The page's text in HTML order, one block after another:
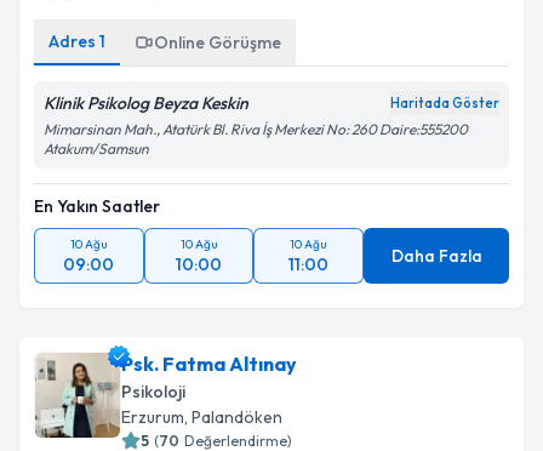
Adres 1 Online Görüşme
Klinik Psikolog Beyza Keskin Haritada Göster
Mimarsinan Mah., Atatürk Bl. Riva İş Merkezi No: 260 Daire:555200
Atakum/Samsun
En Yakın Saatler
10 Ağu
09:00
10 Ağu
10:00
10 Ağu
11:00 Daha Fazla
Psk. Fatma Altınay
Psikoloji
Erzurum, Palandöken
5 (70 Değerlendirme)